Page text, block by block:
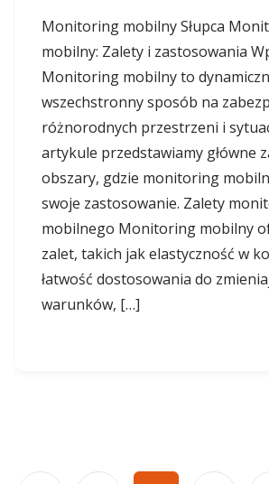
Monitoring mobilny Słupca
mobilny: Zalety i zastosowania
Monitoring mobilny to
wszechstronny sposób na
różnorodnych przestrzeni i
artykule przedstawiamy główne
obszary, gdzie monitoring
swoje zastosowanie. Zalety
mobilnego Monitoring mobilny
zalet, takich jak elastyczność w
łatwość dostosowania do
warunków, […]